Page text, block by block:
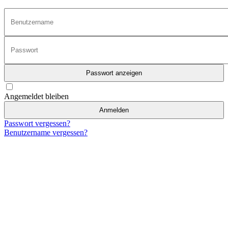
Passwort anzeigen
Angemeldet bleiben
Anmelden
Passwort vergessen?
Benutzername vergessen?